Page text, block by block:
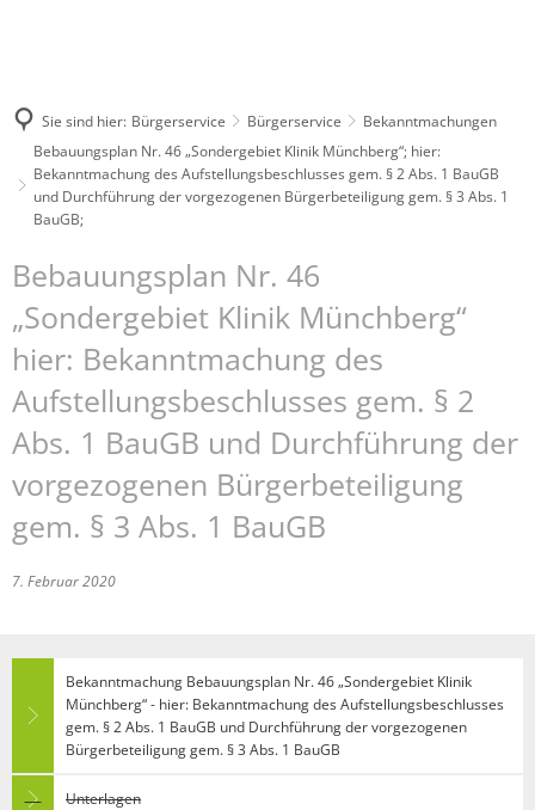
Sie sind hier: Bürgerservice Bürgerservice
Bekanntmachungen
Bebauungsplan Nr. 46 „Sondergebiet Klinik Münchberg“; hier:
Bekanntmachung des Aufstellungsbeschlusses gem. § 2 Abs. 1 BauGB
und Durchführung der vorgezogenen Bürgerbeteiligung gem. § 3 Abs. 1
BauGB;
Bebauungsplan Nr. 46
„Sondergebiet Klinik Münchberg“
hier: Bekanntmachung des
Aufstellungsbeschlusses gem. § 2
Abs. 1 BauGB und Durchführung der
vorgezogenen Bürgerbeteiligung
gem. § 3 Abs. 1 BauGB
7. Februar 2020
Bekanntmachung Bebauungsplan Nr. 46 „Sondergebiet Klinik
Münchberg“ - hier: Bekanntmachung des Aufstellungsbeschlusses
gem. § 2 Abs. 1 BauGB und Durchführung der vorgezogenen
Bürgerbeteiligung gem. § 3 Abs. 1 BauGB
Unterlagen